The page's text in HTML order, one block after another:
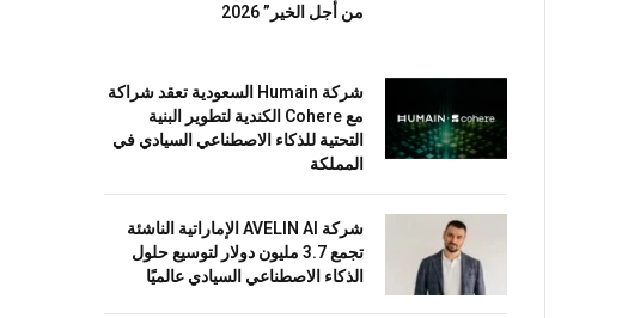
من أجل الخير” 2026
شركة Humain السعودية تعقد شراكة
مع Cohere الكندية لتطوير البنية
التحتية للذكاء الاصطناعي السيادي في
المملكة
شركة AVELIN AI الإماراتية الناشئة
تجمع 3.7 مليون دولار لتوسيع حلول
الذكاء الاصطناعي السيادي عالميًا